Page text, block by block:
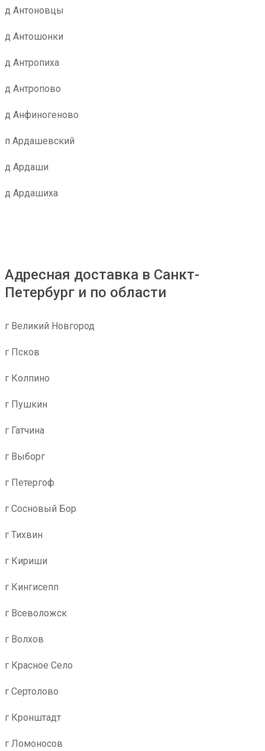
д Антоновцы
д Антошонки
д Антропиха
д Антропово
д Анфиногеново
п Ардашевский
д Ардаши
д Ардашиха
Адресная доставка в Санкт-
Петербург и по области
г Великий Новгород
г Псков
г Колпино
г Пушкин
г Гатчина
г Выборг
г Петергоф
г Сосновый Бор
г Тихвин
г Кириши
г Кингисепп
г Всеволожск
г Волхов
г Красное Село
г Сертолово
г Кронштадт
г Ломоносов